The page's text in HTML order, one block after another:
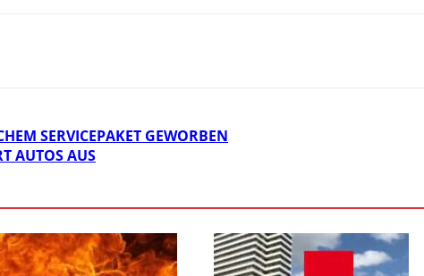
SERVICEPAKET GEWORBEN
AUTOS AUS